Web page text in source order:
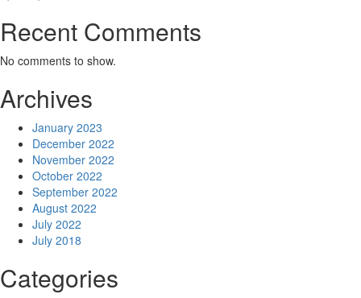
Recent Comments
No comments to show.
Archives
January 2023
December 2022
November 2022
October 2022
September 2022
August 2022
July 2022
July 2018
Categories